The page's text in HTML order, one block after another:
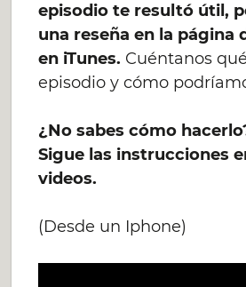
episodio te resultó útil,
una reseña en la página
en iTunes. Cuéntanos
episodio y cómo
¿No sabes cómo
Sigue las instrucciones
videos.
(Desde un Iphone)